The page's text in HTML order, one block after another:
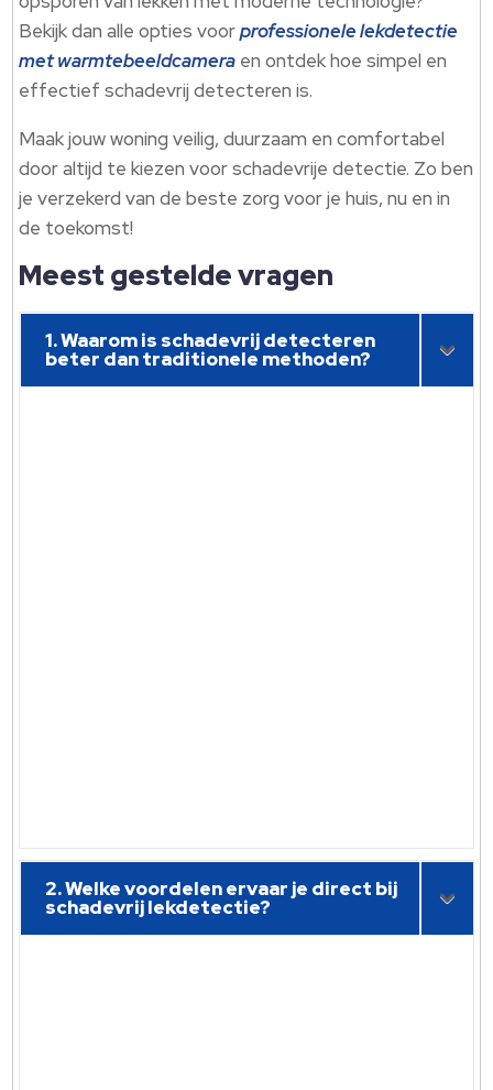
Bekijk dan alle opties voorprofessionele lekdetectie
met warmtebeeldcamera en ontdek hoe simpel en
effectief schadevrij detecteren is.
Maak jouw woning veilig, duurzaam en comfortabel
door altijd te kiezen voor schadevrije detectie. Zo ben
je verzekerd van de beste zorg voor je huis, nu en in
de toekomst!
Meest gestelde vragen
1. Waarom is schadevrij detecteren
beter dan traditionele methoden?
2. Welke voordelen ervaar je direct bij
schadevrij lekdetectie?